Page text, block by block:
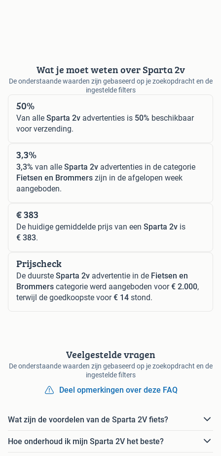
Wat je moet weten over Sparta 2v
De onderstaande waarden zijn gebaseerd op je zoekopdracht en de
ingestelde filters
50%
Van alle Sparta 2v advertenties is 50% beschikbaar
voor verzending.
3,3%
3,3% van alle Sparta 2v advertenties in de categorie
Fietsen en Brommers zijn in de afgelopen week
aangeboden.
€ 383
De huidige gemiddelde prijs van een Sparta 2v is
€ 383.
Prijscheck
De duurste Sparta 2v advertentie in de Fietsen en
Brommers categorie werd aangeboden voor€ 2.000,
terwijl de goedkoopste voor€ 14 stond.
Veelgestelde vragen
De onderstaande waarden zijn gebaseerd op je zoekopdracht en de
ingestelde filters
Deel opmerkingen over deze FAQ
Wat zijn de voordelen van de Sparta 2V fiets?
Hoe onderhoud ik mijn Sparta 2V het beste?